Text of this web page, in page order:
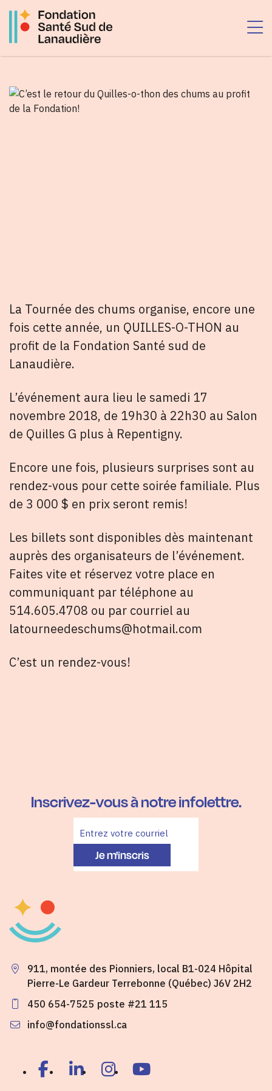
Passer
La Tournée des chums organise, encore une
fois cette année, un QUILLES-O-THON au
profit de la Fondation Santé sud de
Lanaudière.
L’événement aura lieu le samedi 17
novembre 2018, de 19h30 à 22h30 au Salon
de Quilles G plus à Repentigny.
Encore une fois, plusieurs surprises sont au
rendez-vous pour cette soirée familiale. Plus
de 3 000 $ en prix seront remis!
Les billets sont disponibles dès maintenant
auprès des organisateurs de l’événement.
Faites vite et réservez votre place en
communiquant par téléphone au
514.605.4708 ou par courriel au
latourneedeschums@hotmail.com
C’est un rendez-vous!
Inscrivez-vous à notre infolettre.
Je m'inscris
911, montée des Pionniers, local B1-024 Hôpital
Pierre-Le Gardeur Terrebonne (Québec) J6V 2H2
450 654-7525 poste #21 115
info@fondationssl.ca